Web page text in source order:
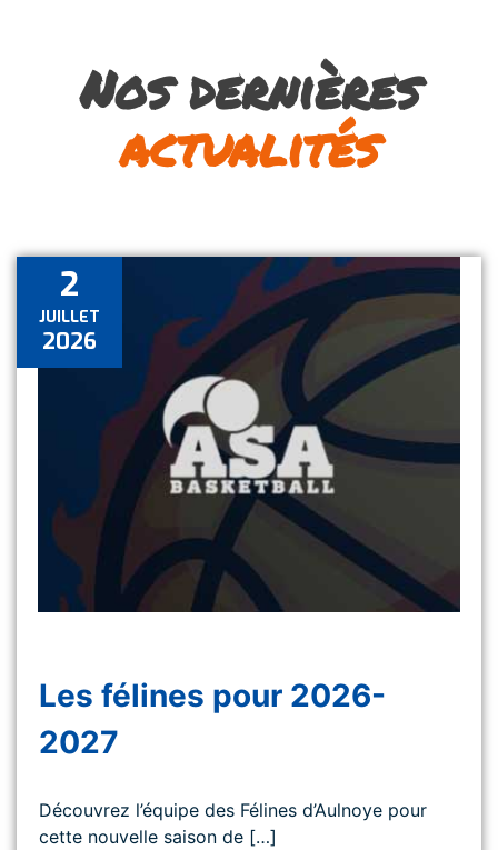
Nos dernières
actualités
2
JUILLET
2026
Les félines pour 2026-
2027
Découvrez l’équipe des Félines d’Aulnoye pour
cette nouvelle saison de […]